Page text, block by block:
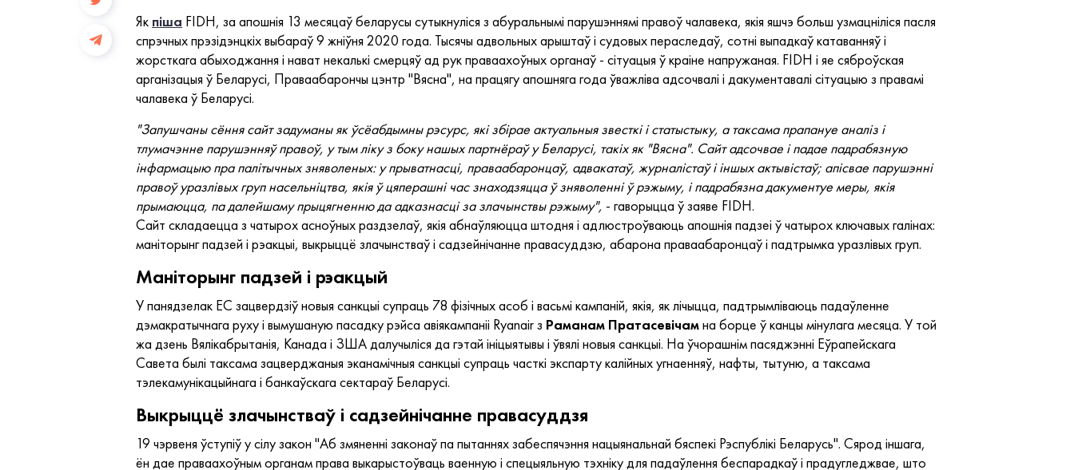
Як піша FIDH, за апошнія 13 месяцаў беларусы сутыкнуліся з абуральнымі парушэннямі правоў чалавека, якія яшчэ больш узмацніліся пасля
спрэчных прэзідэнцкіх выбараў 9 жніўня 2020 года. Тысячы адвольных арыштаў і судовых пераследаў, сотні выпадкаў катаванняў і
жорсткага абыходжання і нават некалькі смерцяў ад рук праваахоўных органаў - сітуацыя ў краіне напружаная. FIDH і яе сяброўская
арганізацыя ў Беларусі, Праваабарончы цэнтр "Вясна", на працягу апошняга года ўважліва адсочвалі і дакументавалі сітуацыю з правамі
чалавека ў Беларусі.
"Запушчаны сёння сайт задуманы як ўсёабдымны рэсурс, які збірае актуальныя звесткі і статыстыку, а таксама прапануе аналіз і
тлумачэнне парушэнняў правоў, у тым ліку з боку нашых партнёраў у Беларусі, такіх як "Вясна". Сайт адсочвае і падае падрабязную
інфармацыю пра палітычных зняволеных: у прыватнасці, праваабаронцаў, адвакатаў, журналістаў і іншых актывістаў; апісвае парушэнні
правоў уразлівых груп насельніцтва, якія ў цяперашні час знаходзяцца ў зняволенні ў рэжыму, і падрабязна дакументуе меры, якія
прымаюцца, па далейшаму прыцягненню да адказнасці за злачынствы рэжыму", - гаворыцца ў заяве FIDH.
Сайт складаецца з чатырох асноўных раздзелаў, якія абнаўляюцца штодня і адлюстроўваюць апошнія падзеі ў чатырох ключавых галінах:
маніторынг падзей і рэакцыі, выкрыццё злачынстваў і садзейнічанне правасуддзю, абарона праваабаронцаў і падтрымка уразлівых груп.
Маніторынг падзей і рэакцый
У панядзелак ЕС зацвердзіў новыя санкцыі супраць 78 фізічных асоб і васьмі кампаній, якія, як лічыцца, падтрымліваюць падаўленне
дэмакратычнага руху і вымушаную пасадку рэйса авіякампаніі Ryanair з Раманам Пратасевічамна борце ў канцы мінулага месяца. У той
жа дзень Вялікабрытанія, Канада і ЗША далучыліся да гэтай ініцыятывы і ўвялі новыя санкцыі. На ўчорашнім пасяджэнні Еўрапейскага
Савета былі таксама зацверджаныя эканамічныя санкцыі супраць часткі экспарту калійных угнаенняў, нафты, тытуню, а таксама
тэлекамунікацыйнага і банкаўскага сектараў Беларусі.
Выкрыццё злачынстваў і садзейнічанне правасуддзя
19 чэрвеня ўступіў у сілу закон "Аб змяненні законаў па пытаннях забеспячэння нацыянальнай бяспекі Рэспублікі Беларусь". Сярод іншага,
ён дае праваахоўным органам права выкарыстоўваць ваенную і спецыяльную тэхніку для падаўлення беспарадкаў і прадугледжвае, што